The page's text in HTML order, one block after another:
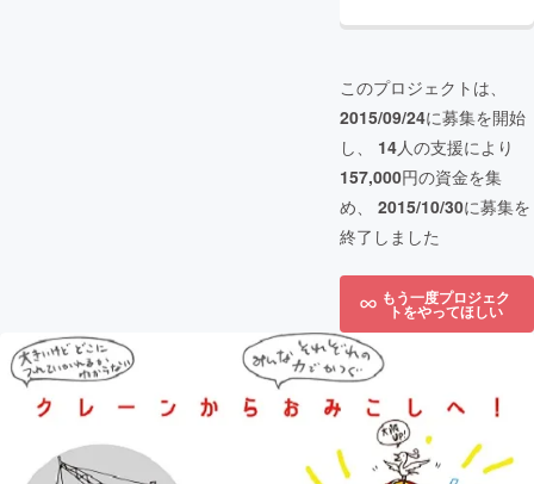
このプロジェクトは、
2015/09/24に募集を開始
し、 14人の支援により
157,000円の資金を集
め、 2015/10/30に募集を
終了しました
もう一度プロジェク
トをやってほしい